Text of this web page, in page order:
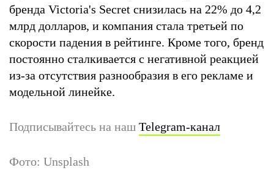
бренда Victoria's Secret снизилась на 22% до 4,2
млрд долларов, и компания стала третьей по
скорости падения в рейтинге. Кроме того, бренд
постоянно сталкивается с негативной реакцией
из-за отсутствия разнообразия в его рекламе и
модельной линейке.
Подписывайтесь на наш Telegram-канал
Фото: Unsplash